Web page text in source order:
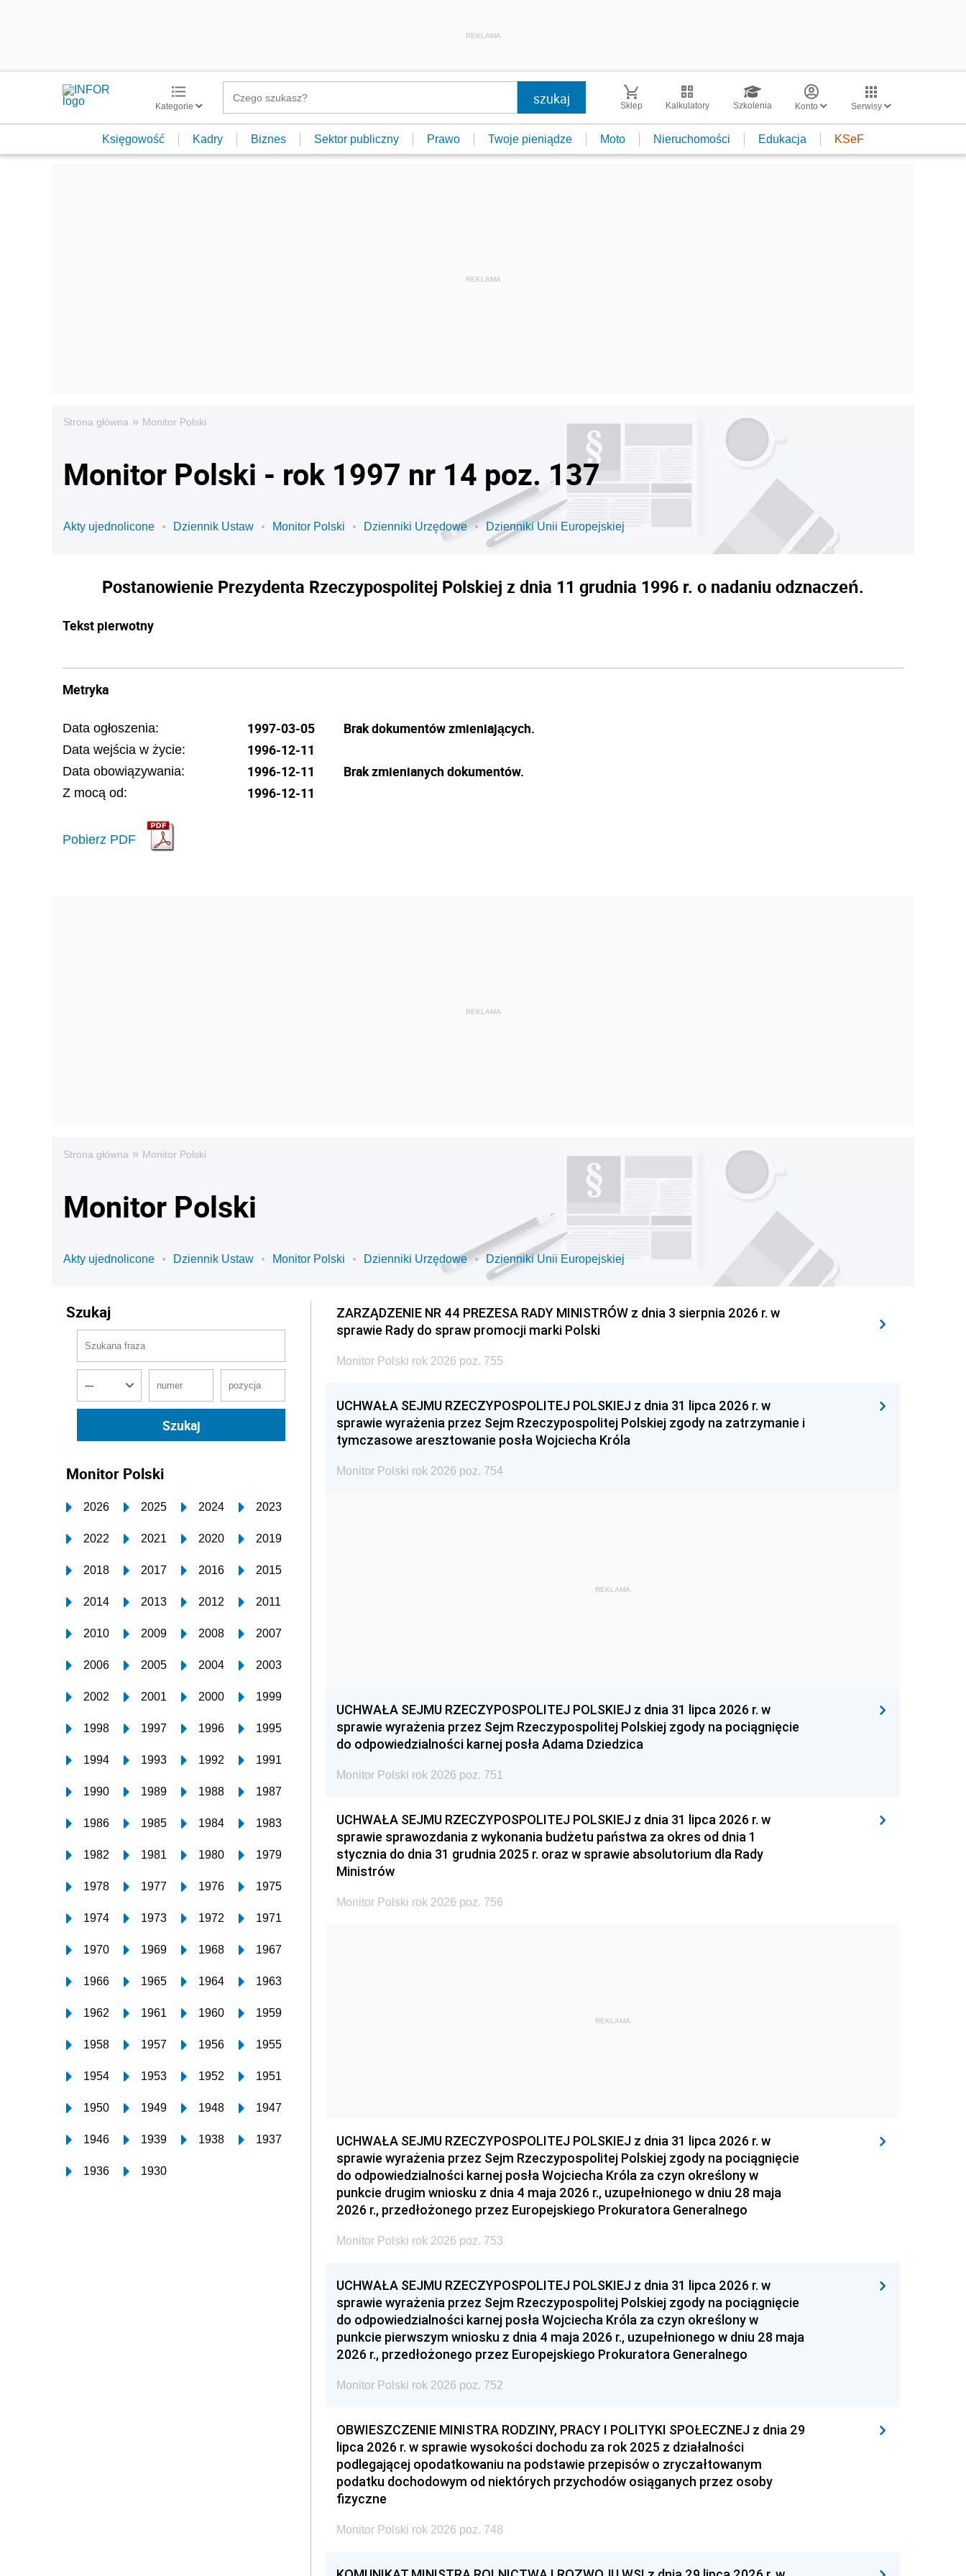
REKLAMA
Kategorie Sklep Kalkulatory Szkolenia Konto Serwisy
Księgowość Kadry Biznes Sektor publiczny Prawo Twoje pieniądze Moto Nieruchomości Edukacja KSeF
Strona główna » Monitor Polski
Monitor Polski - rok 1997 nr 14 poz. 137
Akty ujednolicone Dziennik Ustaw Monitor Polski Dzienniki Urzędowe Dzienniki Unii Europejskiej
Postanowienie Prezydenta Rzeczypospolitej Polskiej z dnia 11 grudnia 1996 r. o nadaniu odznaczeń.
Tekst pierwotny
Metryka
Data ogłoszenia: 1997-03-05
Data wejścia w życie: 1996-12-11
Data obowiązywania: 1996-12-11
Z mocą od: 1996-12-11
Pobierz PDF
Brak dokumentów zmieniających.
Brak zmienianych dokumentów.
Strona główna » Monitor Polski
Monitor Polski
Akty ujednolicone Dziennik Ustaw Monitor Polski Dzienniki Urzędowe Dzienniki Unii Europejskiej
Szukaj
Monitor Polski
2026 2025 2024 2023
2022 2021 2020 2019
2018 2017 2016 2015
2014 2013 2012 2011
2010 2009 2008 2007
2006 2005 2004 2003
2002 2001 2000 1999
1998 1997 1996 1995
1994 1993 1992 1991
1990 1989 1988 1987
1986 1985 1984 1983
1982 1981 1980 1979
1978 1977 1976 1975
1974 1973 1972 1971
1970 1969 1968 1967
1966 1965 1964 1963
1962 1961 1960 1959
1958 1957 1956 1955
1954 1953 1952 1951
1950 1949 1948 1947
1946 1939 1938 1937
1936 1930
ZARZĄDZENIE NR 44 PREZESA RADY MINISTRÓW z dnia 3 sierpnia 2026 r. w
sprawie Rady do spraw promocji marki Polski
Monitor Polski rok 2026 poz. 755
UCHWAŁA SEJMU RZECZYPOSPOLITEJ POLSKIEJ z dnia 31 lipca 2026 r. w
sprawie wyrażenia przez Sejm Rzeczypospolitej Polskiej zgody na zatrzymanie i
tymczasowe aresztowanie posła Wojciecha Króla
Monitor Polski rok 2026 poz. 754
REKLAMA
UCHWAŁA SEJMU RZECZYPOSPOLITEJ POLSKIEJ z dnia 31 lipca 2026 r. w
sprawie wyrażenia przez Sejm Rzeczypospolitej Polskiej zgody na pociągnięcie
do odpowiedzialności karnej posła Adama Dziedzica
Monitor Polski rok 2026 poz. 751
UCHWAŁA SEJMU RZECZYPOSPOLITEJ POLSKIEJ z dnia 31 lipca 2026 r. w
sprawie sprawozdania z wykonania budżetu państwa za okres od dnia 1
stycznia do dnia 31 grudnia 2025 r. oraz w sprawie absolutorium dla Rady
Ministrów
Monitor Polski rok 2026 poz. 756
REKLAMA
UCHWAŁA SEJMU RZECZYPOSPOLITEJ POLSKIEJ z dnia 31 lipca 2026 r. w
sprawie wyrażenia przez Sejm Rzeczypospolitej Polskiej zgody na pociągnięcie
do odpowiedzialności karnej posła Wojciecha Króla za czyn określony w
punkcie drugim wniosku z dnia 4 maja 2026 r., uzupełnionego w dniu 28 maja
2026 r., przedłożonego przez Europejskiego Prokuratora Generalnego
Monitor Polski rok 2026 poz. 753
UCHWAŁA SEJMU RZECZYPOSPOLITEJ POLSKIEJ z dnia 31 lipca 2026 r. w
sprawie wyrażenia przez Sejm Rzeczypospolitej Polskiej zgody na pociągnięcie
do odpowiedzialności karnej posła Wojciecha Króla za czyn określony w
punkcie pierwszym wniosku z dnia 4 maja 2026 r., uzupełnionego w dniu 28 maja
2026 r., przedłożonego przez Europejskiego Prokuratora Generalnego
Monitor Polski rok 2026 poz. 752
OBWIESZCZENIE MINISTRA RODZINY, PRACY I POLITYKI SPOŁECZNEJ z dnia 29
lipca 2026 r. w sprawie wysokości dochodu za rok 2025 z działalności
podlegającej opodatkowaniu na podstawie przepisów o zryczałtowanym
podatku dochodowym od niektórych przychodów osiąganych przez osoby
fizyczne
Monitor Polski rok 2026 poz. 748